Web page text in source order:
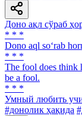
Доно ақл сўраб
* * *
Dono aql so‘rab
* * *
The fool does think
be a fool.
* * *
Умный любить
#донолик ҳақида